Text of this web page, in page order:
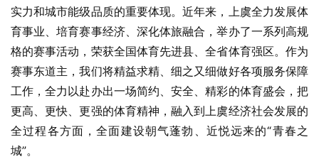
实力和城市能级品质的重要体现。近年来，上虞全力发展体
育事业、培育赛事经济、深化体旅融合，举办了一系列高规
格的赛事活动，荣获全国体育先进县、全省体育强区。作为
赛事东道主，我们将精益求精、细之又细做好各项服务保障
工作，全力以赴办出一场简约、安全、精彩的体育盛会，把
更高、更快、更强的体育精神，融入到上虞经济社会发展的
全过程各方面，全面建设朝气蓬勃、近悦远来的“青春之
城”。